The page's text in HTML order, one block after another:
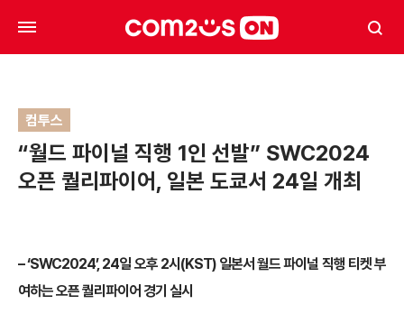
컴투스
“월드 파이널 직행 1인 선발” SWC2024
오픈 퀄리파이어, 일본 도쿄서 24일 개최
– ‘SWC2024’, 24일 오후 2시(KST) 일본서 월드 파이널 직행 티켓 부
여하는 오픈 퀄리파이어 경기 실시